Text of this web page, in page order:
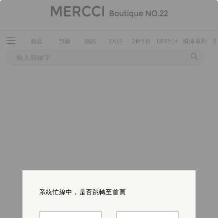
新品 預購 熱銷 SALE 2件5折 UPF50+ 瞬涼系列
系統忙線中，是否跳轉至首頁
系統忙線中，是否跳轉至首頁
系統忙線中，是否跳轉至首頁
系統忙線中，是否跳轉至首頁
系統忙線中，是否跳轉至首頁